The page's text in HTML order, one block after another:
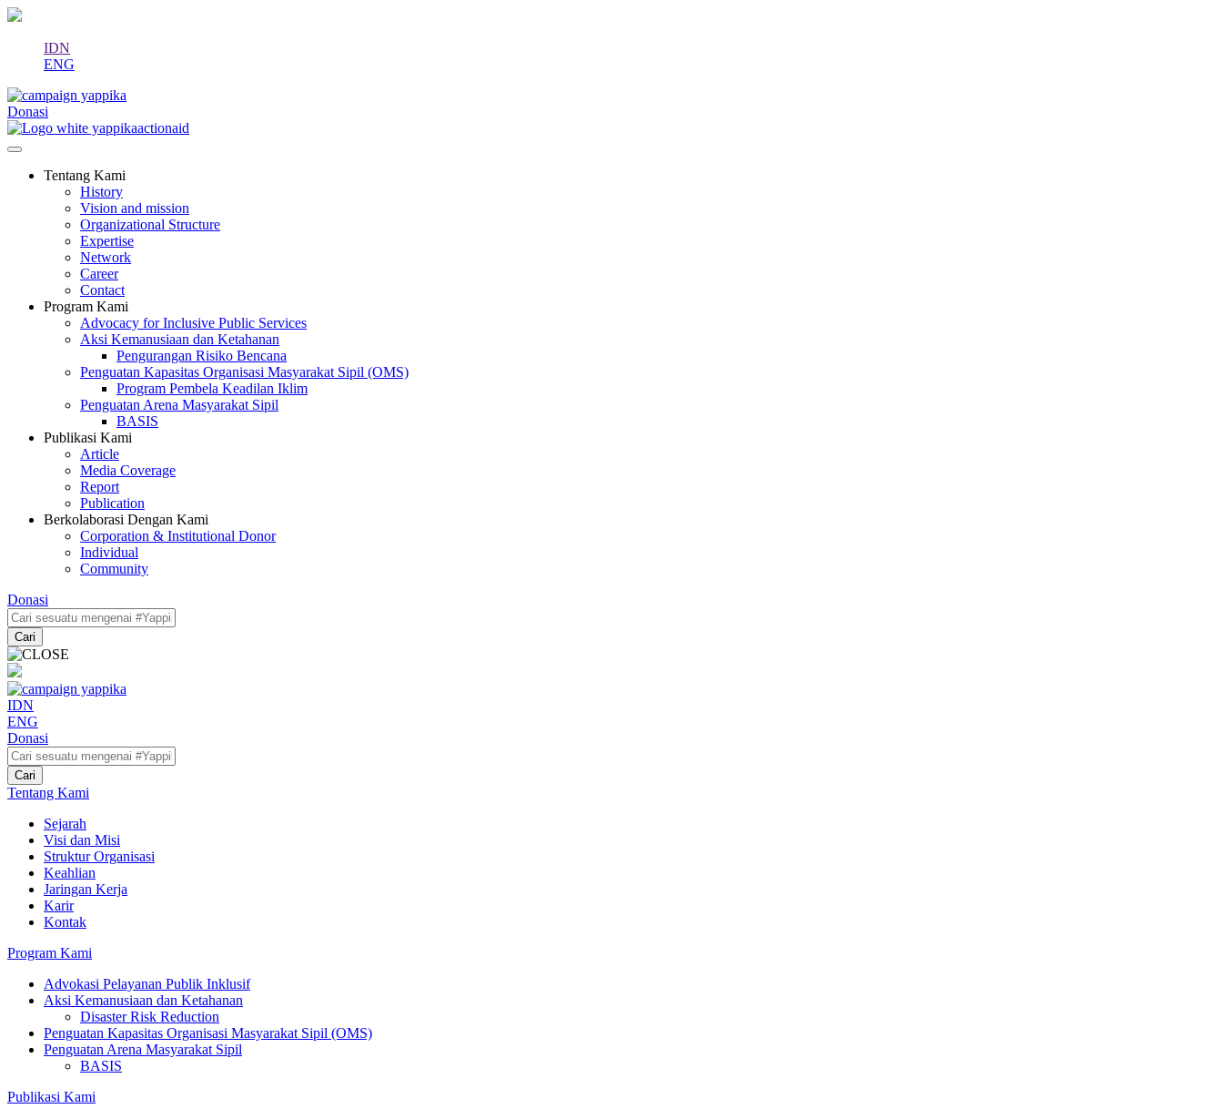
IDN
ENG
Donasi
Tentang Kami
History
Vision and mission
Organizational Structure
Expertise
Network
Career
Contact
Program Kami
Advocacy for Inclusive Public Services
Aksi Kemanusiaan dan Ketahanan
Pengurangan Risiko Bencana
Penguatan Kapasitas Organisasi Masyarakat Sipil (OMS)
Program Pembela Keadilan Iklim
Penguatan Arena Masyarakat Sipil
BASIS
Publikasi Kami
Article
Media Coverage
Report
Publication
Berkolaborasi Dengan Kami
Corporation & Institutional Donor
Individual
Community
Donasi
Cari
IDN
ENG
Donasi
Cari
Tentang Kami
Sejarah
Visi dan Misi
Struktur Organisasi
Keahlian
Jaringan Kerja
Karir
Kontak
Program Kami
Advokasi Pelayanan Publik Inklusif
Aksi Kemanusiaan dan Ketahanan
Disaster Risk Reduction
Penguatan Kapasitas Organisasi Masyarakat Sipil (OMS)
Penguatan Arena Masyarakat Sipil
BASIS
Publikasi Kami